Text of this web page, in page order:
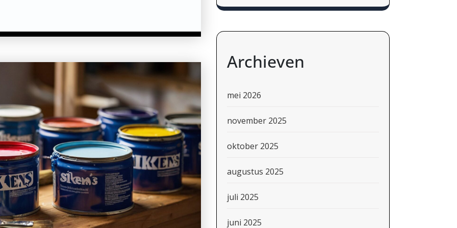
Archieven
mei 2026
november 2025
oktober 2025
augustus 2025
juli 2025
juni 2025